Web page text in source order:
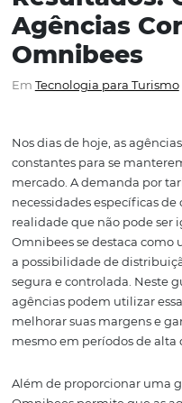
Tarifas
Omnibees
EmTecnologia para
Nos dias de hoje, as
constantes para se
mercado. A demanda
necessidades
realidade que não pode
a possibilidade de